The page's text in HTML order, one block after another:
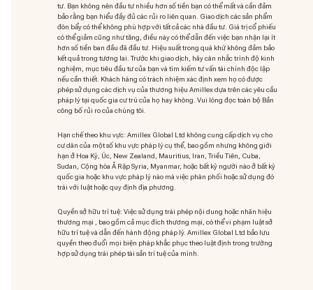
tư. Bạn không nên đầu tư nhiều hơn số tiền bạn có thể mất và cần đảm
bảo rằng bạn hiểu đầy đủ các rủi ro liên quan. Giao dịch các sản phẩm
đòn bẩy có thể không phù hợp với tất cả các nhà đầu tư. Giá trị cổ phiếu
có thể giảm cũng như tăng, điều này có thể dẫn đến việc bạn nhận lại ít
hơn số tiền ban đầu đã đầu tư. Hiệu suất trong quá khứ không đảm bảo
kết quả trong tương lai. Trước khi giao dịch, hãy cân nhắc trình độ kinh
nghiệm, mục tiêu đầu tư của bạn và tìm kiếm tư vấn tài chính độc lập
nếu cần thiết. Khách hàng có trách nhiệm xác định xem họ có được
phép sử dụng các dịch vụ của thương hiệu Amillex dựa trên các yêu cầu
pháp lý tại quốc gia cư trú của họ hay không. Vui lòng đọc toàn bộ Bản
công bố rủi ro của chúng tôi.
Hạn chế theo khu vực: Amillex Global Ltd không cung cấp dịch vụ cho
cư dân của một số khu vực pháp lý cụ thể, bao gồm nhưng không giới
hạn ở Hoa Kỳ, Úc, New Zealand, Mauritius, Iran, Triều Tiên, Cuba,
Sudan, Cộng hòa Ả Rập Syria, Myanmar, hoặc bất kỳ người nào ở bất kỳ
quốc gia hoặc khu vực pháp lý nào mà việc phân phối hoặc sử dụng đó
trái với luật hoặc quy định địa phương.
Quyền sở hữu trí tuệ: Việc sử dụng trái phép nội dung hoặc nhãn hiệu
thương mại , bao gồm cả mục đích thương mại, có thể vi phạm luật sở
hữu trí tuệ và dẫn đến hành động pháp lý. Amillex Global Ltd bảo lưu
quyền theo đuổi mọi biện pháp khắc phục theo luật định trong trường
hợp sử dụng trái phép tài sản trí tuệ của mình.